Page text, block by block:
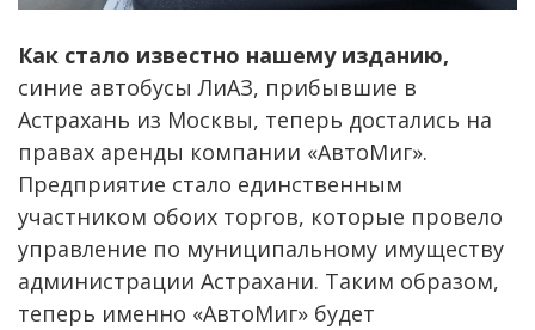
Как стало известно нашему изданию,
синие автобусы ЛиАЗ, прибывшие в
Астрахань из Москвы, теперь достались на
правах аренды компании «АвтоМиг».
Предприятие стало единственным
участником обоих торгов, которые провело
управление по муниципальному имуществу
администрации Астрахани. Таким образом,
теперь именно «АвтоМиг» будет